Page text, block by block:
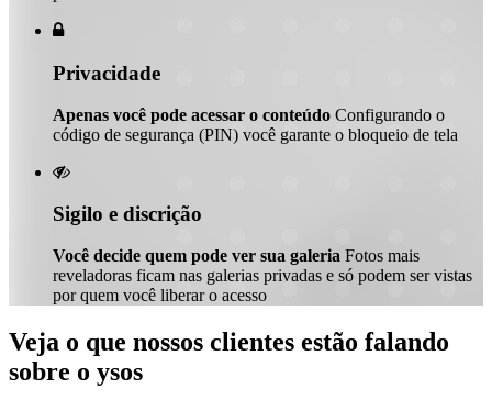

Privacidade
Apenas você pode acessar o conteúdo Configurando o
código de segurança (PIN) você garante o bloqueio de tela

Sigilo e discrição
Você decide quem pode ver sua galeria Fotos mais
reveladoras ficam nas galerias privadas e só podem ser vistas
por quem você liberar o acesso
Veja o que nossos clientes estão falando
sobre o ysos